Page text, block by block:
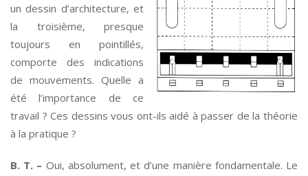
un dessin d’architecture, et
la troisième, presque
toujours en pointillés,
comporte des indications
de mouvements. Quelle a
été l’importance de ce
travail ? Ces dessins vous ont-ils aidé à passer de la théorie
à la pratique ?
B. T. – Oui, absolument, et d’une manière fondamentale. Le